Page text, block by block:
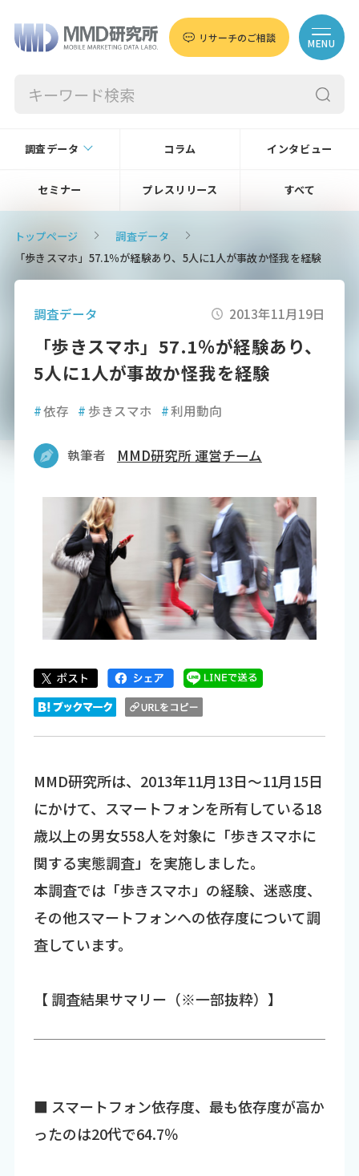
リサーチのご相談 MENU
調査データ コラム インタビュー
セミナー プレスリリース すべて
トップページ
調査データ
「歩きスマホ」57.1％が経験あり、5人に1人が事故か怪我を経験
調査データ 2013年11月19日
「歩きスマホ」57.1％が経験あり、
5人に1人が事故か怪我を経験
#依存 #歩きスマホ #利用動向
執筆者 MMD研究所 運営チーム
MMD研究所は、2013年11月13日～11月15日
にかけて、スマートフォンを所有している18
歳以上の男女558人を対象に「歩きスマホに
関する実態調査」を実施しました。
本調査では「歩きスマホ」の経験、迷惑度、
その他スマートフォンへの依存度について調
査しています。
【 調査結果サマリー（※一部抜粋）】
■ スマートフォン依存度、最も依存度が高か
ったのは20代で64.7％